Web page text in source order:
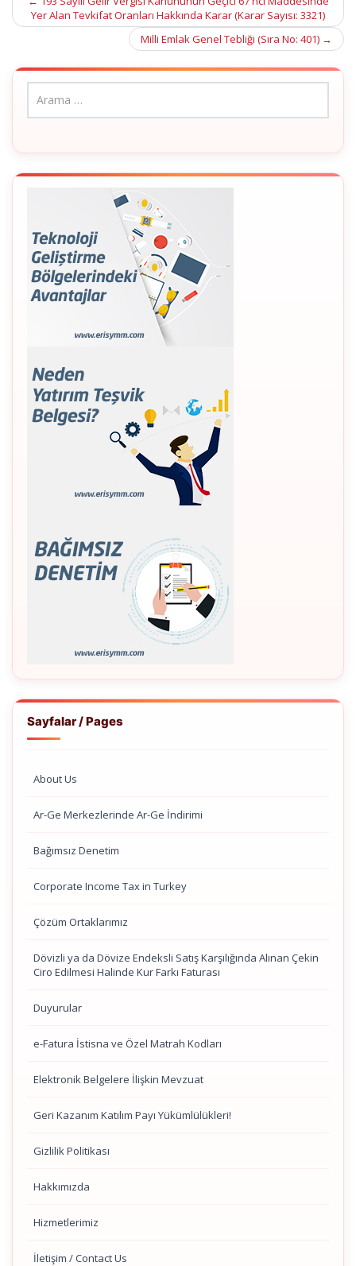
navigation
Yer Alan Tevkifat Oranları Hakkında Karar (Karar Sayısı: 3321)
Milli Emlak Genel Tebliği (Sıra No: 401) →
Sayfalar / Pages
About Us
Ar-Ge Merkezlerinde Ar-Ge İndirimi
Bağımsız Denetim
Corporate Income Tax in Turkey
Çözüm Ortaklarımız
Dövizli ya da Dövize Endeksli Satış Karşılığında Alınan Çekin
Ciro Edilmesi Halinde Kur Farkı Faturası
Duyurular
e-Fatura İstisna ve Özel Matrah Kodları
Elektronik Belgelere İlişkin Mevzuat
Geri Kazanım Katılım Payı Yükümlülükleri!
Gizlilik Politikası
Hakkımızda
Hizmetlerimiz
İletişim / Contact Us